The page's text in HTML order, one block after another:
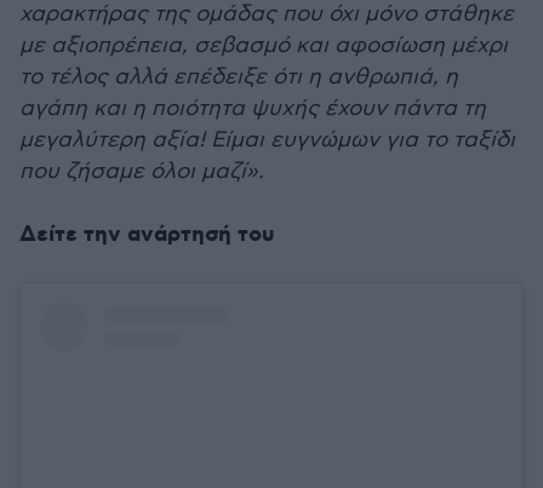
χαρακτήρας της ομάδας που όχι μόνο στάθηκε
με αξιοπρέπεια, σεβασμό και αφοσίωση μέχρι
το τέλος αλλά επέδειξε ότι η ανθρωπιά, η
αγάπη και η ποιότητα ψυχής έχουν πάντα τη
μεγαλύτερη αξία! Είμαι ευγνώμων για το ταξίδι
που ζήσαμε όλοι μαζί».
Δείτε την ανάρτησή του